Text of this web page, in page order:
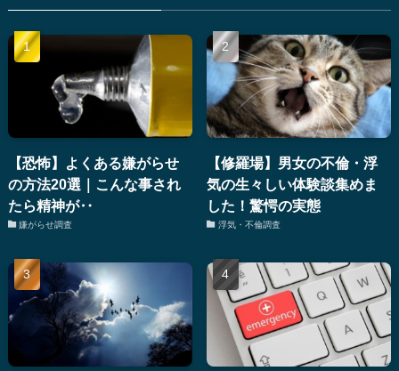
【恐怖】よくある嫌がらせ
の方法20選｜こんな事され
たら精神が‥
嫌がらせ調査
【修羅場】男女の不倫・浮
気の生々しい体験談集めま
した！驚愕の実態
浮気・不倫調査